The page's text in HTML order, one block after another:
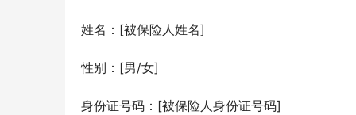
姓名：[被保险人姓名]
性别：[男/女]
身份证号码：[被保险人身份证号码]